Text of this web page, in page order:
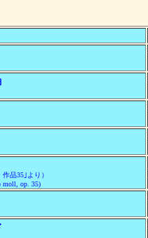
品35｣より）
moll, op. 35)